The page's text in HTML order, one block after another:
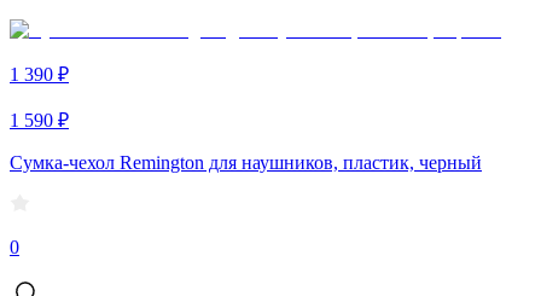
1 390 ₽
1 590 ₽
Сумка-чехол Remington для наушников, пластик, черный
0